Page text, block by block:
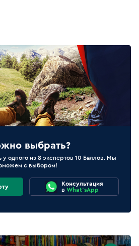
выбрать?
у одного из 8 экспертов 10 Баллов. Мы
с выбором!
Консультация
в What'sApp